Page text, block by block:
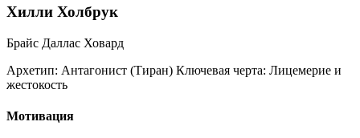
Хилли Холбрук
Брайс Даллас Ховард
Архетип: Антагонист (Тиран) Ключевая черта: Лицемерие и
жестокость
Мотивация